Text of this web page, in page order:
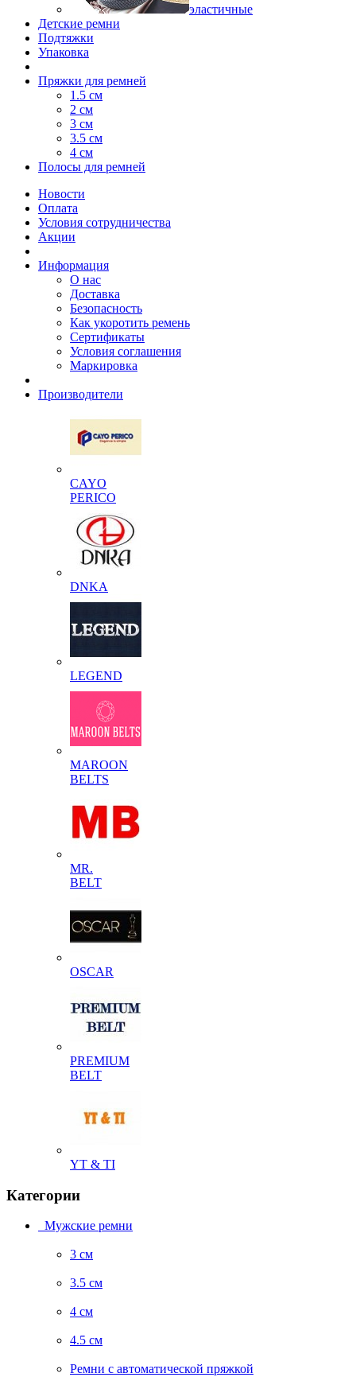
эластичные
Детские ремни
Подтяжки
Упаковка
Пряжки для ремней
1.5 см
2 см
3 см
3.5 см
4 см
Полосы для ремней
Новости
Оплата
Условия сотрудничества
Акции
Информация
О нас
Доставка
Безопасность
Как укоротить ремень
Сертификаты
Условия соглашения
Маркировка
Производители
CAYO
PERICO
DNKA
LEGEND
MAROON
BELTS
MR.
BELT
OSCAR
PREMIUM
BELT
YT & TI
Категории
Мужские ремни
3 см
3.5 см
4 см
4.5 см
Ремни с автоматической пряжкой